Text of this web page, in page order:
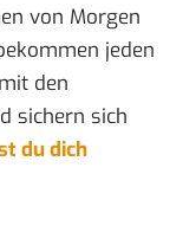
von Morgen
jeden
den
sichern sich
du dich